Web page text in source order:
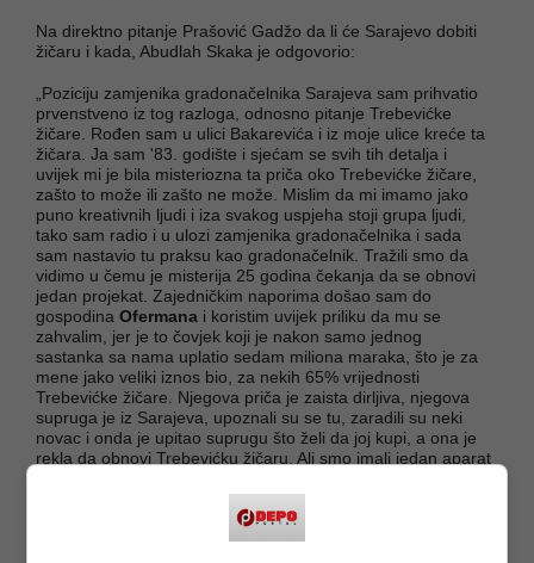
Na direktno pitanje Prašović Gadžo da li će Sarajevo dobiti
žičaru i kada, Abudlah Skaka je odgovorio:
„Poziciju zamjenika gradonačelnika Sarajeva sam prihvatio
prvenstveno iz tog razloga, odnosno pitanje Trebevićke
žičare. Rođen sam u ulici Bakarevića i iz moje ulice kreće ta
žičara. Ja sam '83. godište i sjećam se svih tih detalja i
uvijek mi je bila misteriozna ta priča oko Trebevićke žičare,
zašto to može ili zašto ne može. Mislim da mi imamo jako
puno kreativnih ljudi i iza svakog uspjeha stoji grupa ljudi,
tako sam radio i u ulozi zamjenika gradonačelnika i sada
sam nastavio tu praksu kao gradonačelnik. Tražili smo da
vidimo u čemu je misterija 25 godina čekanja da se obnovi
jedan projekat. Zajedničkim naporima došao sam do
gospodina Ofermana i koristim uvijek priliku da mu se
zahvalim, jer je to čovjek koji je nakon samo jednog
sastanka sa nama uplatio sedam miliona maraka, što je za
mene jako veliki iznos bio, za nekih 65% vrijednosti
Trebevićke žičare. Njegova priča je zaista dirljiva, njegova
supruga je iz Sarajeva, upoznali su se tu, zaradili su neki
novac i onda je upitao suprugu što želi da joj kupi, a ona je
rekla da obnovi Trebevićku žičaru. Ali smo imali jedan aparat
administrativne probleme, pa se gospodin Oferman povukao
iz projekta. Mi smo tu čitavu priču vratili na početak,
presložili svu dokumentaciju koju smo imali, raspisali